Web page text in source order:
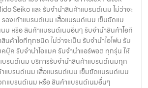
Seiko และ รับจำนำสินค้าแบรนด์เนม ไม่ว่าจะ
รองเท้าแบรนด์เนม เสื้อแบรนด์เนม เข็มขัดแบ
ม หรือ สินค้าแบรนด์เนมอื่นๆ รับจำนำสินค้าไอที
ค้าไอทีทุกชนิด ไม่ว่าจะเป็น รับจำนำไอโฟน รับ
บุ๊ค รับจำนำไอแมค รับจำนำแอร์พอต ทุกรุ่น ให้
บรนด์เนม บริการรับจำนำสินค้าแบรนด์เนมทุก
าแบรนด์เนม เสื้อแบรนด์เนม เข็มขัดแบรนด์เนม
กแบรนด์เนม หรือ สินค้าแบรนด์เนมอื่นๆ